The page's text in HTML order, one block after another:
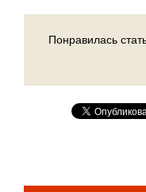
Понравилась